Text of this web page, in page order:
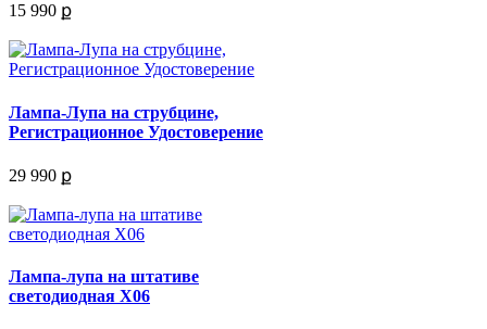
15 990 ք
Лампа-Лупа на струбцине,
Регистрационное Удостоверение
29 990 ք
Лампа-лупа на штативе
светодиодная X06